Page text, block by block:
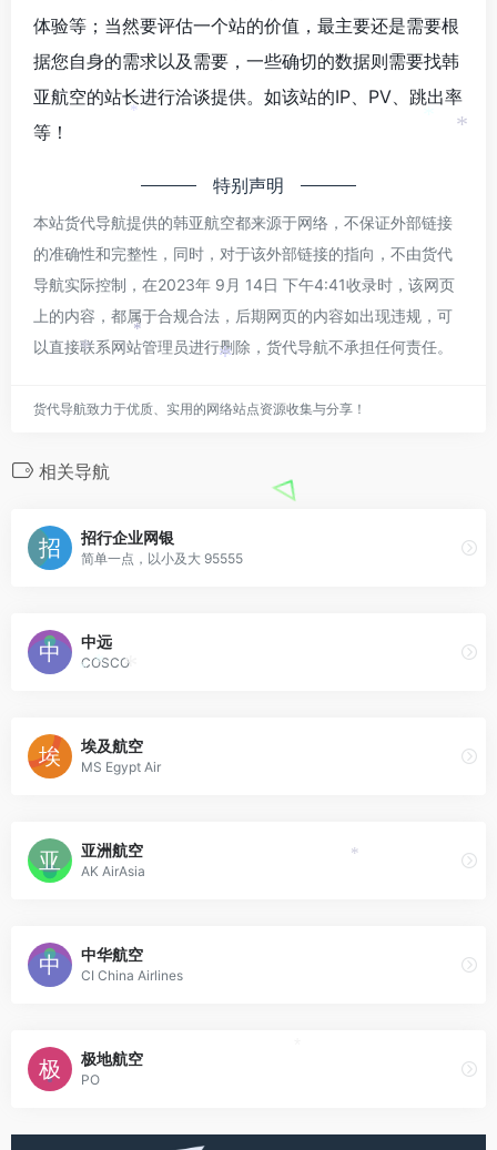
体验等；当然要评估一个站的价值，最主要还是需要根
据您自身的需求以及需要，一些确切的数据则需要找韩
亚航空的站长进行洽谈提供。如该站的IP、PV、跳出率
等！
特别声明
本站货代导航提供的韩亚航空都来源于网络，不保证外部链接
的准确性和完整性，同时，对于该外部链接的指向，不由货代
导航实际控制，在2023年 9月 14日 下午4:41收录时，该网页
上的内容，都属于合规合法，后期网页的内容如出现违规，可
以直接联系网站管理员进行删除，货代导航不承担任何责任。
货代导航致力于优质、实用的网络站点资源收集与分享！
相关导航
招行企业网银
简单一点，以小及大 95555
中远
COSCO
埃及航空
MS Egypt Air
亚洲航空
AK AirAsia
中华航空
CI China Airlines
极地航空
PO
*